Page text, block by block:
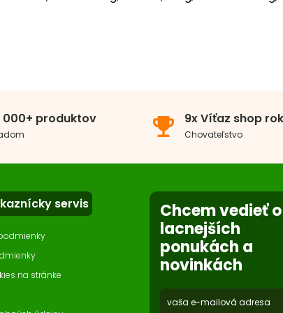
pes
0x
000+ produktov emoji_events 9x Víťaz shop
Chovateľstvo
servis
na stránke
Chcem vedieť o
lacnejších
ponukách a
novinkách